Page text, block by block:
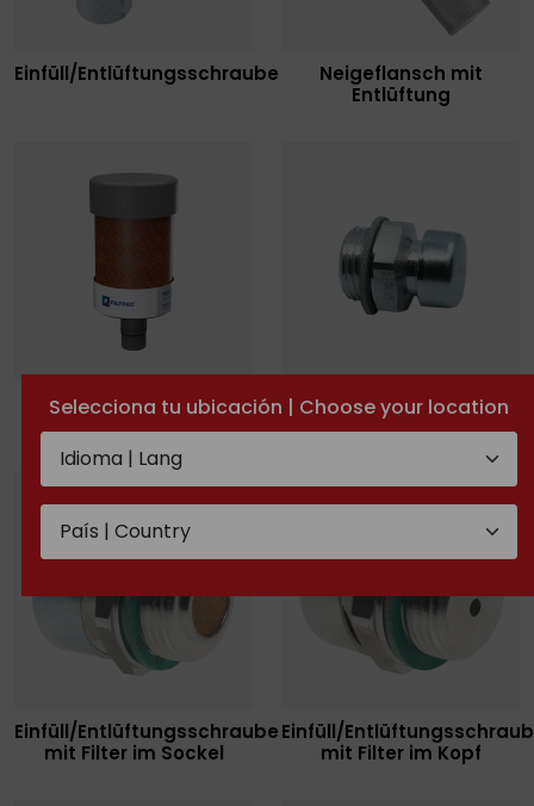
Selecciona tu ubicación | Choose your location
Einfüll/Entlüftungsschraube
Neigeflansch mit
Entlüftung
Trocknungsmittelfilter
Aluminium-Einfüllstutzen
ohne Filter
Einfüll/Entlüftungsschraube
mit Filter im Sockel
Einfüll/
mit Filter im Kopf